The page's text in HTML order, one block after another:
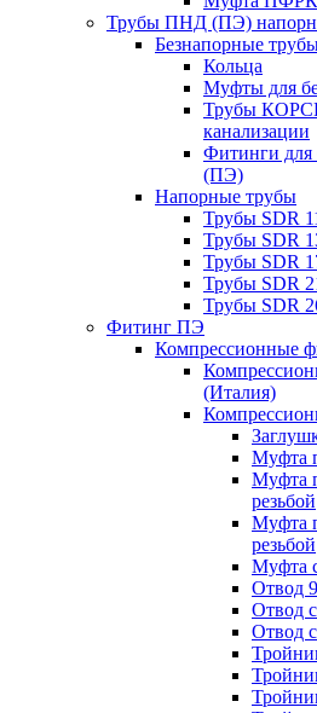
Трубы ПНД (ПЭ)
Безнапорные
Кольца
Муфты для
Трубы
канализации
Фитинги
(ПЭ)
Напорные трубы
Трубы SDR
Трубы SDR
Трубы SDR
Трубы SDR
Трубы SDR
Фитинг ПЭ
Компрессионные
(Италия)
Муфта
Муфта
резьбой
Муфта
резьбой
Муфта
Отвод
Отвод
Отвод